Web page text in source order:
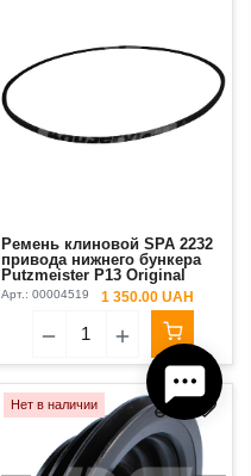
Ремень клиновой SPA 2232
привода нижнего бункера
Putzmeister P13 Original
Арт.: 00004519 1 350.00 UAH
Нет в наличии